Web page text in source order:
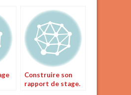
Construire son
rapport de stage.